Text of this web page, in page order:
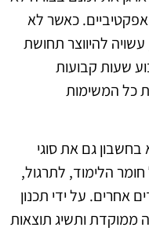
כאשר לא
להיווצר תחושת
שעות קבועות
כל המשימות
גם את סוגי
הלימוד, לתרגול,
אחרים. על ידי תכנון
ממוקדת ותשיג תוצאות